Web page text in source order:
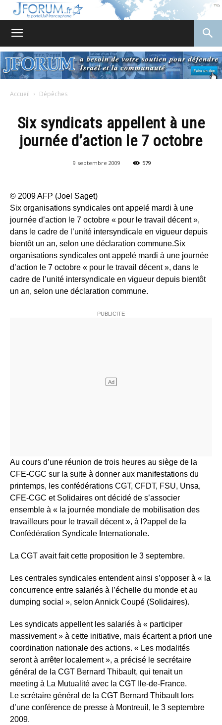
Accueil Dépêches
Six syndicats appellent à une
journée d’action le 7 octobre
9 septembre 2009 579
© 2009 AFP (Joel Saget)
Six organisations syndicales ont appelé mardi à une
journée d’action le 7 octobre « pour le travail décent »,
dans le cadre de l’unité intersyndicale en vigueur depuis
bientôt un an, selon une déclaration commune.Six
organisations syndicales ont appelé mardi à une journée
d’action le 7 octobre « pour le travail décent », dans le
cadre de l’unité intersyndicale en vigueur depuis bientôt
un an, selon une déclaration commune.
Au cours d’une réunion de trois heures au siège de la
CFE-CGC sur la suite à donner aux manifestations du
printemps, les confédérations CGT, CFDT, FSU, Unsa,
CFE-CGC et Solidaires ont décidé de s’associer
ensemble à « la journée mondiale de mobilisation des
travailleurs pour le travail décent », à l?appel de la
Confédération Syndicale Internationale.
La CGT avait fait cette proposition le 3 septembre.
Les centrales syndicales entendent ainsi s’opposer à « la
concurrence entre salariés à l’échelle du monde et au
dumping social », selon Annick Coupé (Solidaires).
Les syndicats appellent les salariés à « participer
massivement » à cette initiative, mais écartent a priori une
coordination nationale des actions. « Les modalités
seront à arrêter localement », a précisé le secrétaire
général de la CGT Bernard Thibault, qui tenait un
meeting à La Mutualité avec la CGT Ile-de-France.
Le scrétaire général de la CGT Bernard Thibault lors
d’une conférence de presse à Montreuil, le 3 septembre
2009.